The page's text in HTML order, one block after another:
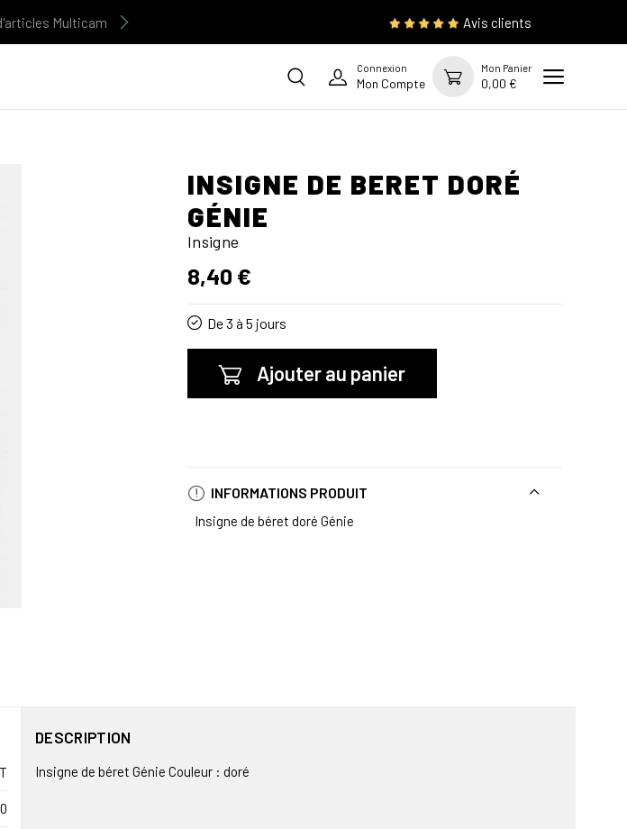
Multicam Avis clients
Connexion
Mon Compte
Mon Panier
0,00 €
INSIGNE DE BERET DORÉ
GÉNIE
Insigne
8,40 €
De 3 à 5 jours
Ajouter au panier
INFORMATIONS PRODUIT
Insigne de béret doré Génie
DESCRIPTION
Insigne de béret Génie Couleur : doré